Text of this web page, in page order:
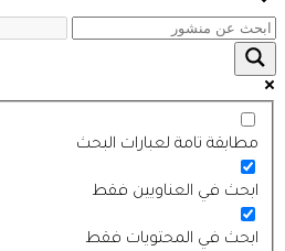
مطابقة تامة لعبارات البحث
ابحث في العناويين فقط
ابحث في المحتويات فقط